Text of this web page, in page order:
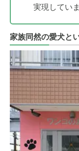
実現してい
家族同然の愛犬と